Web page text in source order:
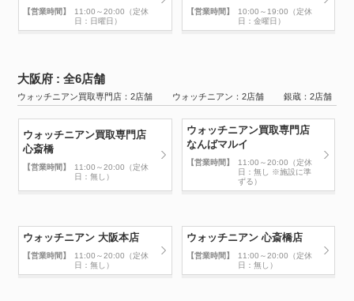
【営業時間】
11:00～20:00（定休
日：日曜日）
【営業時間】
10:00～19:00（定休
日：金曜日）
大阪府 : 全6店舗
ウォッチニアン買取専門店：2店舗 ウォッチニアン：2店舗 銀蔵：2店舗
ウォッチニアン買取専門店
心斎橋
【営業時間】
11:00～20:00（定休
日：無し）
ウォッチニアン買取専門店
なんばマルイ
【営業時間】
11:00～20:00（定休
日：無し ※施設に準
ずる）
ウォッチニアン 大阪本店
【営業時間】
11:00～20:00（定休
日：無し）
ウォッチニアン 心斎橋店
【営業時間】
11:00～20:00（定休
日：無し）